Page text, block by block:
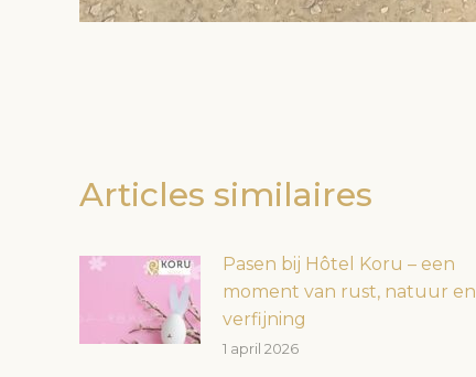
Articles similaires
Pasen bij Hôtel Koru – een
moment van rust, natuur en
verfijning
1 april 2026